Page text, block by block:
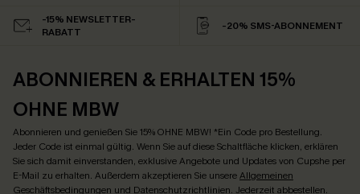
-15% NEWSLETTER-
RABATT
-20% SMS-ABONNEMENT
ABONNIEREN & ERHALTEN 15%
OHNE MBW
Abonnieren und genießen Sie 15% OHNE MBW! *Ein Code pro Bestellung.
Jeder Code ist einmal gültig. Wenn Sie auf diese Schaltfläche klicken, erklären
Sie sich damit einverstanden, exklusive Angebote und Updates von Cupshe per
E-Mail zu erhalten. Außerdem akzeptieren Sie unsereAllgemeinen
Geschäftsbedingungen und Datenschutzrichtlinien. Jederzeit abbestellen.